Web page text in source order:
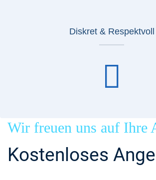
Diskret & Respektvoll
Wir freuen uns auf Ihre
Kostenloses